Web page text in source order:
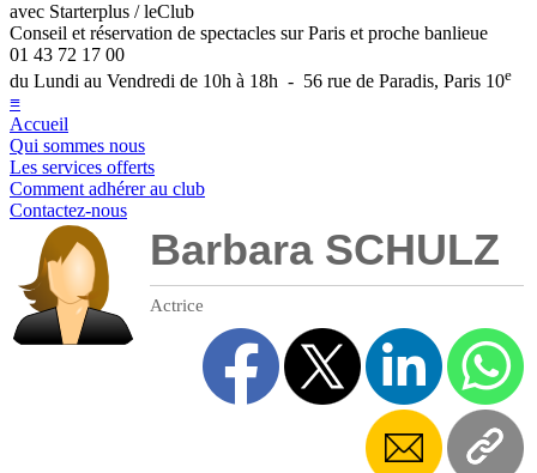
avec Starterplus / leClub
Conseil et réservation de spectacles sur Paris et proche banlieue
01 43 72 17 00
du Lundi au Vendredi de 10h à 18h - 56 rue de Paradis, Paris 10e
≡
Accueil
Qui sommes nous
Les services offerts
Comment adhérer au club
Contactez-nous
Barbara SCHULZ
Actrice